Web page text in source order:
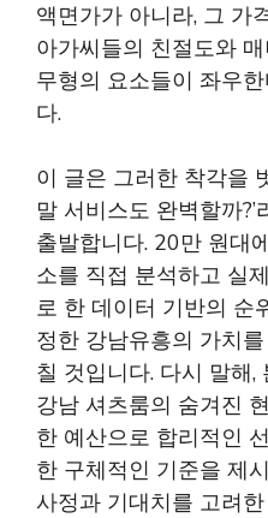
액면가가 아니라, 그 가
아가씨들의 친절도와
무형의 요소들이 좌우
다.
이 글은 그러한 착각을
말 서비스도 완벽할까
출발합니다. 20만 원대
소를 직접 분석하고 실
로 한 데이터 기반의 순
정한 강남유흥의 가치
칠 것입니다. 다시 말해,
강남 셔츠룸의 숨겨진
한 예산으로 합리적인
한 구체적인 기준을 제
사정과 기대치를 고려